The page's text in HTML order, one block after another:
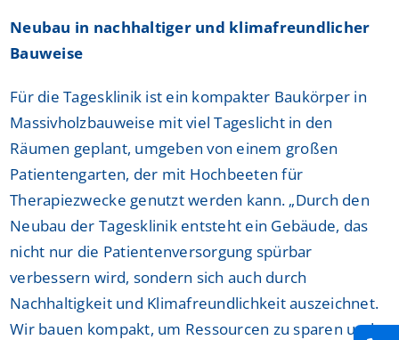
Neubau in nachhaltiger und klimafreundlicher
Bauweise
Für die Tagesklinik ist ein kompakter Baukörper in
Massivholzbauweise mit viel Tageslicht in den
Räumen geplant, umgeben von einem großen
Patientengarten, der mit Hochbeeten für
Therapiezwecke genutzt werden kann. „Durch den
Neubau der Tagesklinik entsteht ein Gebäude, das
nicht nur die Patientenversorgung spürbar
verbessern wird, sondern sich auch durch
Nachhaltigkeit und Klimafreundlichkeit auszeichnet.
Wir bauen kompakt, um Ressourcen zu sparen und